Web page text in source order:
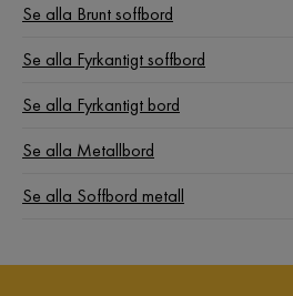
Se alla Brunt soffbord
Se alla Fyrkantigt soffbord
Se alla Fyrkantigt bord
Se alla Metallbord
Se alla Soffbord metall